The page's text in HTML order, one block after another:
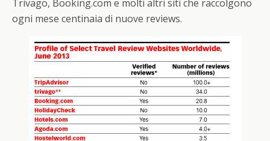
Trivago, Booking.com e molti altri siti che raccolgono
ogni mese centinaia di nuove reviews.